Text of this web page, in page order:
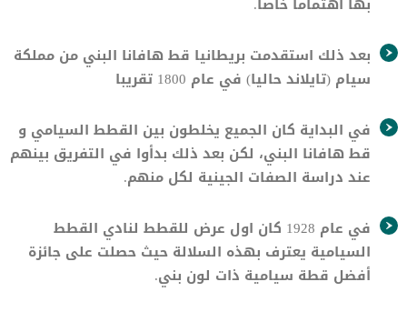
بعد ذلك استقدمت بريطانيا قط هافانا البني من مملكة
سيام (تايلاند حاليا) في عام 1800 تقريبا
في البداية كان الجميع يخلطون بين القطط السيامي و
قط هافانا البني، لكن بعد ذلك بدأوا في التفريق بينهم
عند دراسة الصفات الجينية لكل منهم.
في عام 1928 كان اول عرض للقطط لنادي القطط
السيامية يعترف بهذه السلالة حيث حصلت على جائزة
أفضل قطة سيامية ذات لون بني.